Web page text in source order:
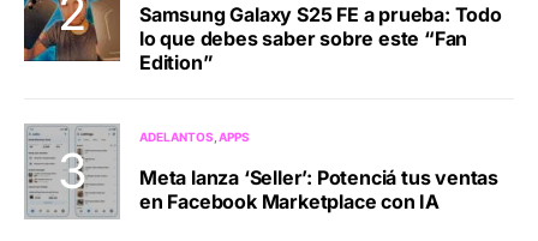
Samsung Galaxy S25 FE a prueba: Todo
lo que debes saber sobre este “Fan
Edition”
ADELANTOS APPS
Meta lanza ‘Seller’: Potenciá tus ventas
en Facebook Marketplace con IA